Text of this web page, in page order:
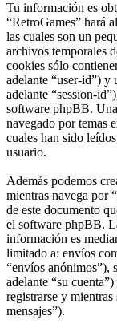
Tu información es
“RetroGames” hará
las cuales son un
archivos temporales
cookies sólo
adelante “user-id”) y
adelante “session-
software phpBB.
navegado por temas
cuales han sido
usuario.
Además podemos
mientras navega por
de este documento
el software phpBB.
información es
limitado a: envíos
“envíos anónimos”),
adelante “su
registrarse y
mensajes”).